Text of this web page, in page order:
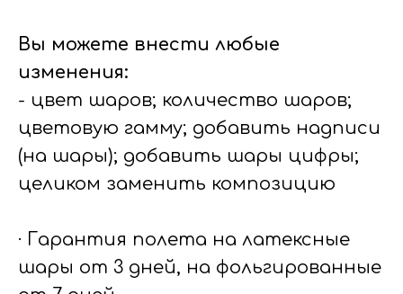
Вы можете внести любые
изменения:
- цвет шаров; количество шаров;
цветовую гамму; добавить надписи
(на шары); добавить шары цифры;
целиком заменить композицию
· Гарантия полета на латексные
шары от 3 дней, на фольгированные